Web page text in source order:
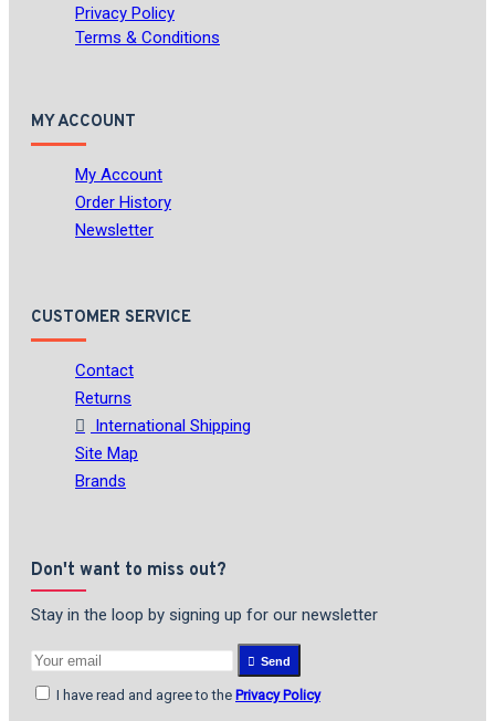
Privacy Policy
Terms & Conditions
MY ACCOUNT
My Account
Order History
Newsletter
CUSTOMER SERVICE
Contact
Returns
International Shipping
Site Map
Brands
Don't want to miss out?
Stay in the loop by signing up for our newsletter
Send
I have read and agree to the Privacy Policy